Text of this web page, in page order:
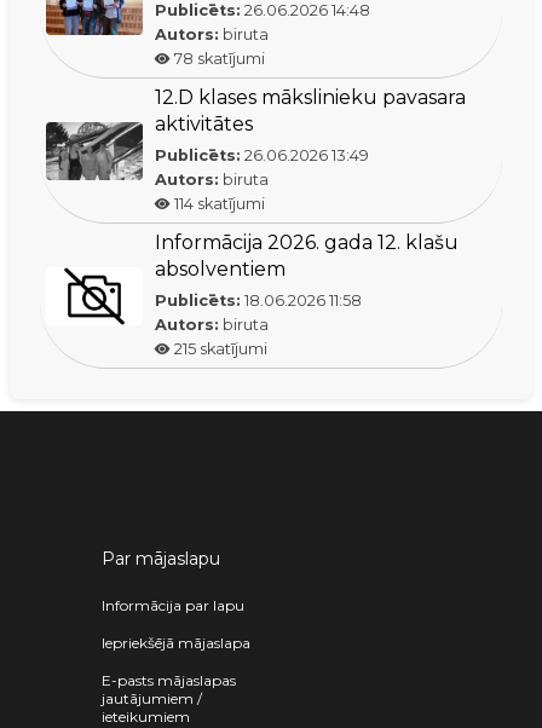
Publicēts: 26.06.2026 14:48
Autors: biruta
78 skatījumi
12.D klases mākslinieku pavasara
aktivitātes
Publicēts: 26.06.2026 13:49
Autors: biruta
114 skatījumi
Informācija 2026. gada 12. klašu
absolventiem
Publicēts: 18.06.2026 11:58
Autors: biruta
215 skatījumi
Par mājaslapu
Informācija par lapu
Iepriekšējā mājaslapa
E-pasts mājaslapas
jautājumiem /
ieteikumiem